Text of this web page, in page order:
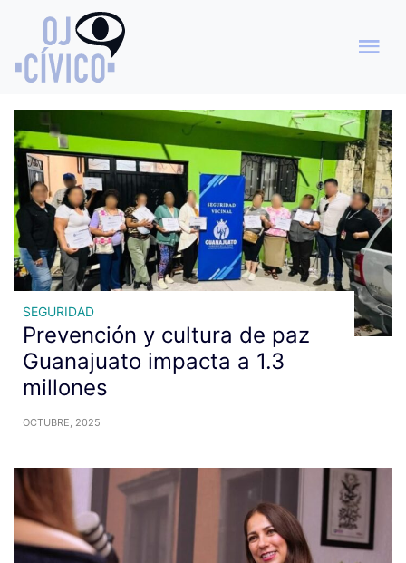
Archivo de etiquetas:
estrategia Confía
SEGURIDAD
Prevención y cultura de paz
Guanajuato impacta a 1.3
millones
OCTUBRE, 2025